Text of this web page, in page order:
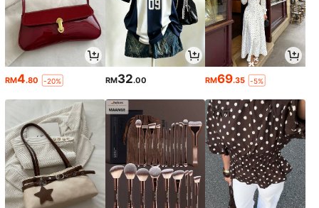
RM4.80 -20% RM32.00 RM69.35 -5%